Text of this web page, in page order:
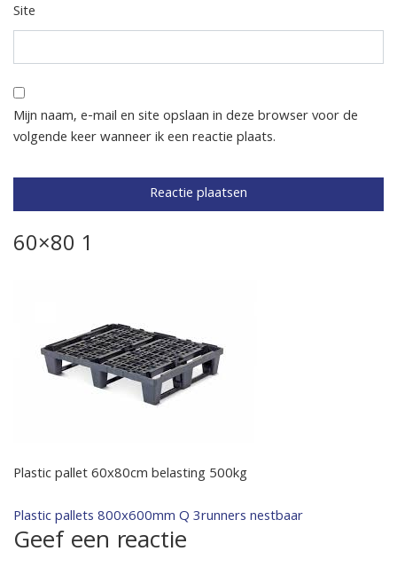
Site
Mijn naam, e-mail en site opslaan in deze browser voor de
volgende keer wanneer ik een reactie plaats.
60×80 1
Plastic pallet 60x80cm belasting 500kg
Bericht
navigatie
Plastic pallets 800x600mm Q 3runners nestbaar
Geef een reactie